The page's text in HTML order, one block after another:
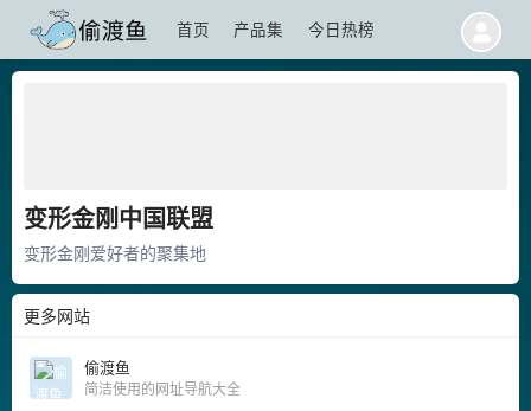
首页 产品集 今日热榜
变形金刚中国联盟
变形金刚爱好者的聚集地
更多网站
偷渡鱼
简洁使用的网址导航大全